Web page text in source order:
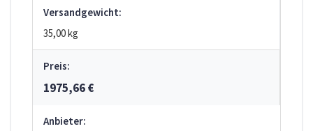
Versandgewicht:
35,00 kg
Preis:
1975,66 €
Anbieter: